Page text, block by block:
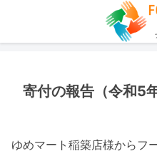
寄付の報告（令和5
ゆめマート稲築店様からフ